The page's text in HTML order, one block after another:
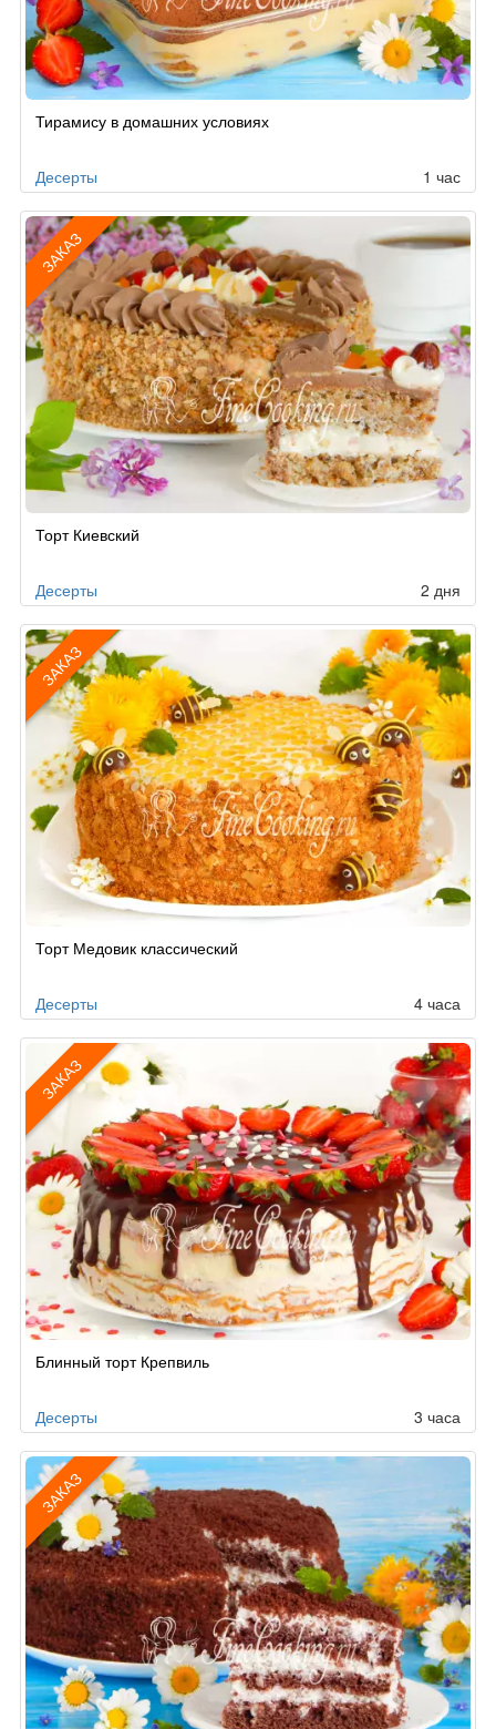
по
Тирамису в домашних условиях
Десерты 1 час
ЗАКАЗ
по
Торт Киевский
Десерты 2 дня
ЗАКАЗ
по
Торт Медовик классический
Десерты 4 часа
ЗАКАЗ
поБлинный торт Крепвиль
Десерты 3 часа
ЗАКАЗ